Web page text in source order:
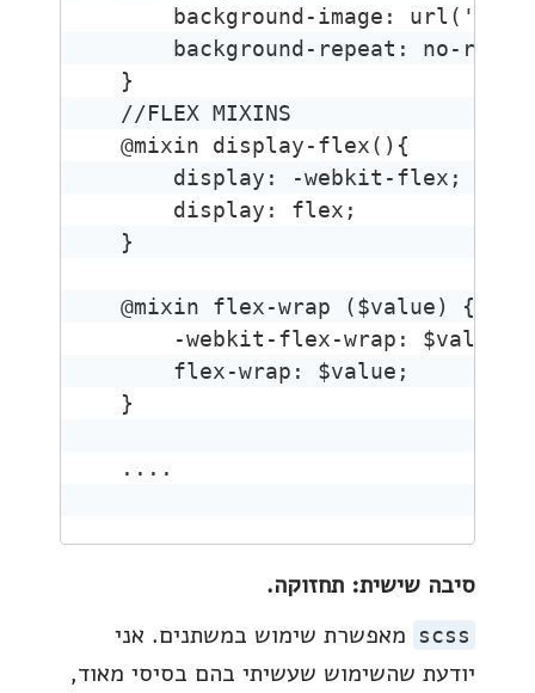
background-image:
background-repeat: no-
}
//FLEX MIXINS
@mixin display-flex(){
display: -webkit-flex;
display: flex;
}
@mixin flex-wrap ($value) {
-webkit-flex-wrap: $value;
flex-wrap: $value;
}
....
סיבה שישית: תחזוקה.
scss מאפשרת שימוש במשתנים. אני
יודעת שהשימוש שעשיתי בהם בסיסי מאוד,